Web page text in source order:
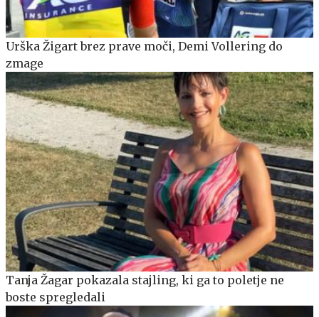
Urška Žigart brez prave moči, Demi Vollering do
zmage
Tanja Žagar pokazala stajling, ki ga to poletje ne
boste spregledali